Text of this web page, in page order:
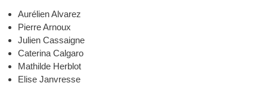
Aurélien Alvarez
Pierre Arnoux
Julien Cassaigne
Caterina Calgaro
Mathilde Herblot
Elise Janvresse